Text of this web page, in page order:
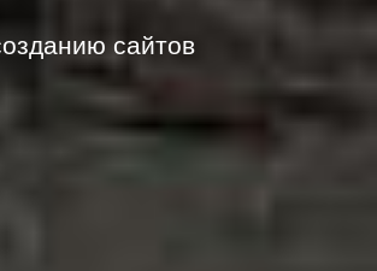
сайтов